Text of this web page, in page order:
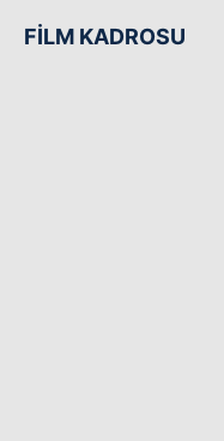
FİLM KADROSU